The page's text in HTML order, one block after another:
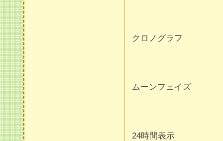
クロノグラフ
ムーンフェイズ
24時間表示